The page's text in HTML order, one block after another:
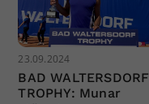
23.09.2024
BAD WALTERSDORF
TROPHY: Munar